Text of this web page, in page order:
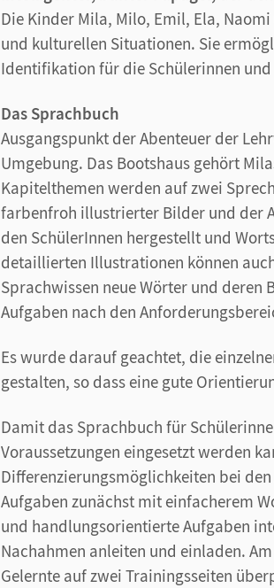
Die Kinder Mila, Milo, Emil, Ela,
und kulturellen Situationen. Sie
Identifikation für die Schülerinnen und
Das Sprachbuch
Ausgangspunkt der Abenteuer der
Umgebung. Das Bootshaus gehört
Kapitelthemen werden auf zwei
farbenfroh illustrierter Bilder und der
den SchülerInnen hergestellt und
detaillierten Illustrationen können
Sprachwissen neue Wörter und deren
Aufgaben nach den
Es wurde darauf geachtet, die
gestalten, so dass eine gute
Damit das Sprachbuch für
Voraussetzungen eingesetzt werden
Differenzierungsmöglichkeiten bei
Aufgaben zunächst mit einfacherem
und handlungsorientierte Aufgaben
Nachahmen anleiten und einladen.
Gelernte auf zwei Trainingsseiten